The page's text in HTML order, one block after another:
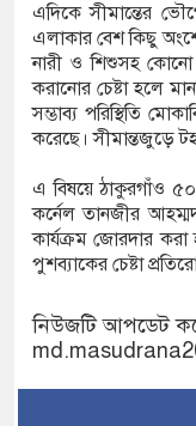
এদিকে সীমান্তের
এলাকার বেশ কিছু অংশে
নারী ও শিশুসহ কোনো
করানোর চেষ্টা হলে
সম্ভাব্য পরিস্থিতি
করেছে। সীমান্তজুড়ে
এ বিষয়ে ঠাকুরগাঁও ৫০
কর্নেল তানজীর
কার্যক্রম জোরদার
পুশব্যাকের চেষ্টা
নিউজটি আপডেট